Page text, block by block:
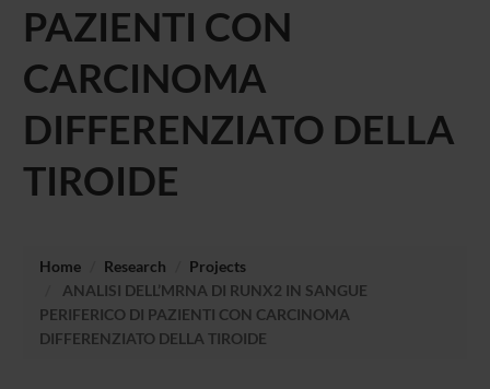
PAZIENTI CON
CARCINOMA
DIFFERENZIATO DELLA
TIROIDE
Home Research
Projects
ANALISI DELL’MRNA DI RUNX2 IN SANGUE
PERIFERICO DI PAZIENTI CON CARCINOMA
DIFFERENZIATO DELLA TIROIDE